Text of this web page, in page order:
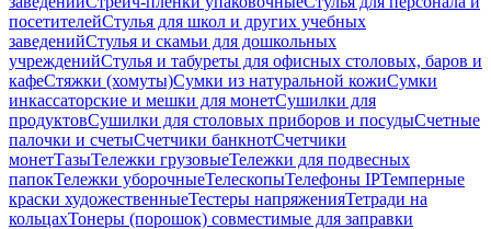
посетителейСтулья для школ и других учебных
заведенийСтулья и скамьи для дошкольных
учрежденийСтулья и табуреты для офисных столовых, баров и
кафеСтяжки (хомуты)Сумки из натуральной кожиСумки
инкассаторские и мешки для монетСушилки для
продуктовСушилки для столовых приборов и посудыСчетные
палочки и счетыСчетчики банкнотСчетчики
монетТазыТележки грузовыеТележки для подвесных
папокТележки уборочныеТелескопыТелефоны IPТемперные
краски художественныеТестеры напряженияТетради на
кольцахТонеры (порошок) совместимые для заправки